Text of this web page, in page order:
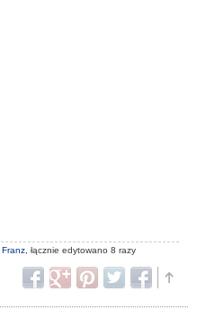
Franz , łącznie edytowano 8 razy